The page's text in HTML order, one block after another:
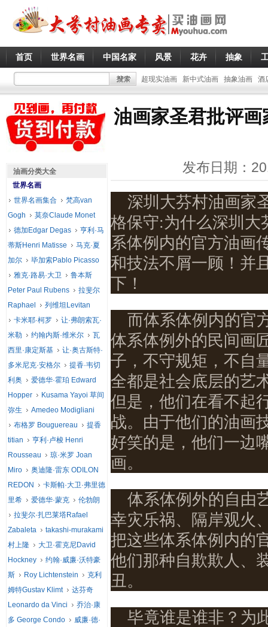
首页 世界名画 中国名家 风景 花卉 抽象
超现实油画 新中式油画 抽象油画 酒
油画家圣君批评
发布日期：
深圳大芬村油画家
格保守:为什么深圳大
系体例内的官方油画
和技法不屑一顾！并
下！
而体系体例内的官
体系体例外的民间画
子，不守规矩，不自
全都是社会底层的艺
但是，他们在看不起
战。由于他们的油画
好笑的是，他们一边
画。
体系体例外的自由
幸灾乐祸、隔岸观火
把这些体系体例内的
他们那种自欺欺人、
丑。
毕竟谁是谁非？为
油画分类大全
世界名画
世界名画集合
梵高van
Gogh
莫奈Claude Monet
德加Edgar Degas
亨利·马
蒂斯Henri Matisse
马克·夏
加尔
毕加索Pablo Picasso
雅克·路易·大卫
鲁本斯
Peter Paul Rubens
拉斐尔
Raphael
列维坦Levitan
卡米耶·柯罗
让·弗朗索瓦·
米勒
约翰内斯·维米尔
瓦
西里·康定斯基
让·奥古斯特·
多米尼克·安格尔
提香·韦切
利奥
爱德华·霍珀 Edward
Hopper
Kusama Yayoi 草间
弥生
Amedeo Modigliani
布格罗 Bouguereau
提香
titian
亨利·卢梭 Henri
Rousseau
琼·米罗 Joan
Miro
奥迪隆·雷东 ODILON
REDON
卡斯帕·大卫·弗里德
里希
爱德华·蒙克
伦勃朗
拉斐尔·扎巴莱塔Rafael
Zabaleta
takashi-murakami
村上隆
大卫·霍克尼David
Hockney
约翰·威廉·沃特豪
斯
Roy Lichtenstein
克利
姆特Gustav Klimt
达芬奇
Leonardo da Vinci
乔治·康
多 George Condo
威廉·德·